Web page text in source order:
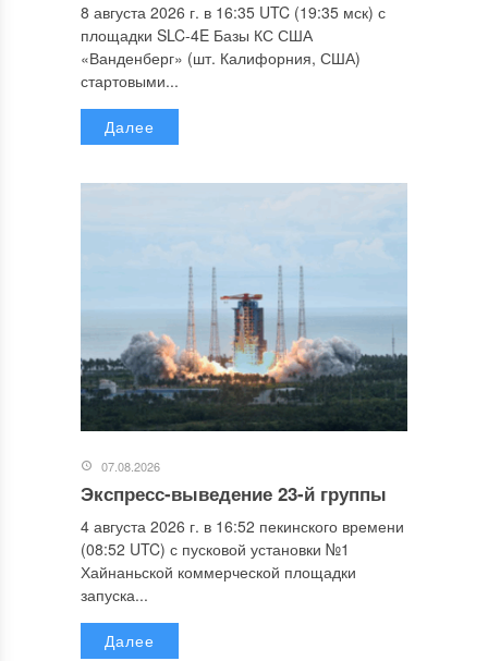
8 августа 2026 г. в 16:35 UTC (19:35 мск) с
площадки SLC-4E Базы КС США
«Ванденберг» (шт. Калифорния, США)
стартовыми...
Далее
07.08.2026
Экспресс-выведение 23-й группы
4 августа 2026 г. в 16:52 пекинского времени
(08:52 UTC) с пусковой установки №1
Хайнаньской коммерческой площадки
запуска...
Далее